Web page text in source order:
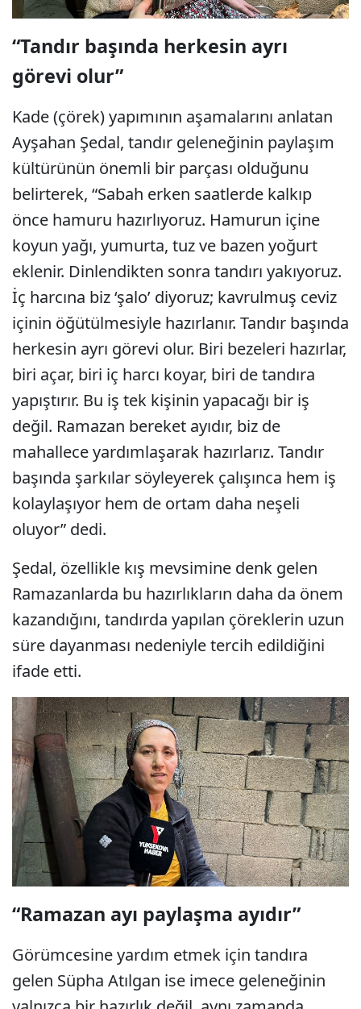
“Tandır başında herkesin ayrı
görevi olur”
Kade (çörek) yapımının aşamalarını anlatan
Ayşahan Şedal, tandır geleneğinin paylaşım
kültürünün önemli bir parçası olduğunu
belirterek, “Sabah erken saatlerde kalkıp
önce hamuru hazırlıyoruz. Hamurun içine
koyun yağı, yumurta, tuz ve bazen yoğurt
eklenir. Dinlendikten sonra tandırı yakıyoruz.
İç harcına biz ‘şalo’ diyoruz; kavrulmuş ceviz
içinin öğütülmesiyle hazırlanır. Tandır başında
herkesin ayrı görevi olur. Biri bezeleri hazırlar,
biri açar, biri iç harcı koyar, biri de tandıra
yapıştırır. Bu iş tek kişinin yapacağı bir iş
değil. Ramazan bereket ayıdır, biz de
mahallece yardımlaşarak hazırlarız. Tandır
başında şarkılar söyleyerek çalışınca hem iş
kolaylaşıyor hem de ortam daha neşeli
oluyor” dedi.
Şedal, özellikle kış mevsimine denk gelen
Ramazanlarda bu hazırlıkların daha da önem
kazandığını, tandırda yapılan çöreklerin uzun
süre dayanması nedeniyle tercih edildiğini
ifade etti.
“Ramazan ayı paylaşma ayıdır”
Görümcesine yardım etmek için tandıra
gelen Süpha Atılgan ise imece geleneğinin